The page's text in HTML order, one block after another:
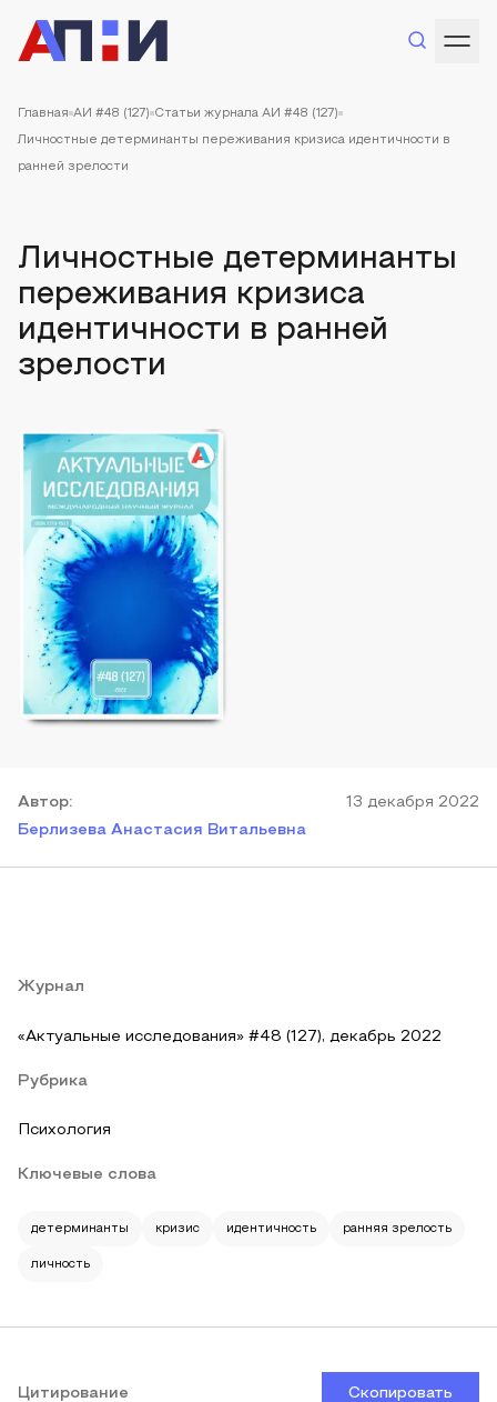
Главная АИ #48 (127) Статьи журнала АИ #48 (127)
Личностные детерминанты переживания кризиса идентичности в
ранней зрелости
Личностные детерминанты
переживания кризиса
идентичности в ранней
зрелости
Автор:
Берлизева Анастасия Витальевна
13 декабря 2022
Журнал
«Актуальные исследования» #48 (127), декабрь 2022
Рубрика
Психология
Ключевые слова
детерминанты кризис идентичность ранняя зрелость
личность
Цитирование Скопировать